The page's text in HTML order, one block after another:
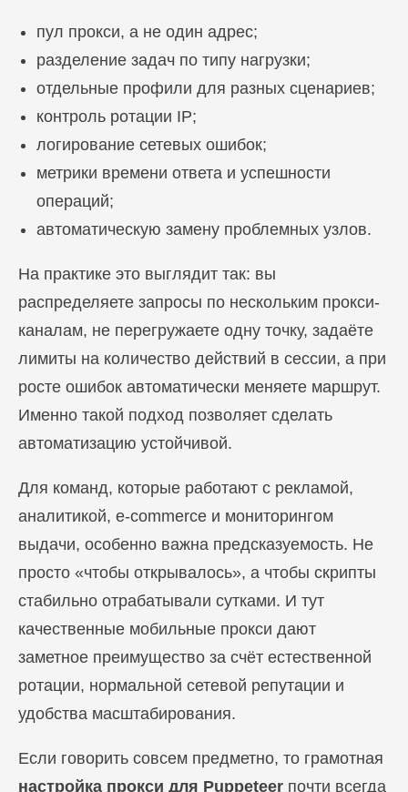
пул прокси, а не один адрес;
разделение задач по типу нагрузки;
отдельные профили для разных сценариев;
контроль ротации IP;
логирование сетевых ошибок;
метрики времени ответа и успешности
операций;
автоматическую замену проблемных узлов.
На практике это выглядит так: вы
распределяете запросы по нескольким прокси-
каналам, не перегружаете одну точку, задаёте
лимиты на количество действий в сессии, а при
росте ошибок автоматически меняете маршрут.
Именно такой подход позволяет сделать
автоматизацию устойчивой.
Для команд, которые работают с рекламой,
аналитикой, e-commerce и мониторингом
выдачи, особенно важна предсказуемость. Не
просто «чтобы открывалось», а чтобы скрипты
стабильно отрабатывали сутками. И тут
качественные мобильные прокси дают
заметное преимущество за счёт естественной
ротации, нормальной сетевой репутации и
удобства масштабирования.
Если говорить совсем предметно, то грамотная
настройка прокси для Puppeteer почти всегда
Похожиестатьи
ПЕРЕЙТИ В БЛОГ
ПЕРЕЙТИ В БЛОГ